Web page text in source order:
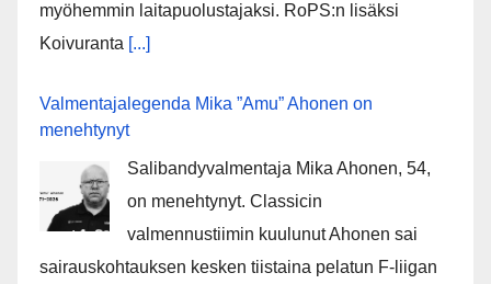
myöhemmin laitapuolustajaksi. RoPS:n lisäksi
Koivuranta [...]
Valmentajalegenda Mika ”Amu” Ahonen on
menehtynyt
Salibandyvalmentaja Mika Ahonen, 54,
on menehtynyt. Classicin
valmennustiimin kuulunut Ahonen sai
sairauskohtauksen kesken tiistaina pelatun F-liigan